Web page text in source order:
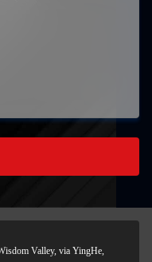
Valley, via YingHe,